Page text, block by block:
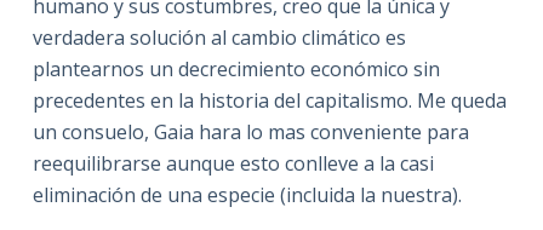
humano y sus costumbres, creo que la única y
verdadera solución al cambio climático es
plantearnos un decrecimiento económico sin
precedentes en la historia del capitalismo. Me queda
un consuelo, Gaia hara lo mas conveniente para
reequilibrarse aunque esto conlleve a la casi
eliminación de una especie (incluida la nuestra).